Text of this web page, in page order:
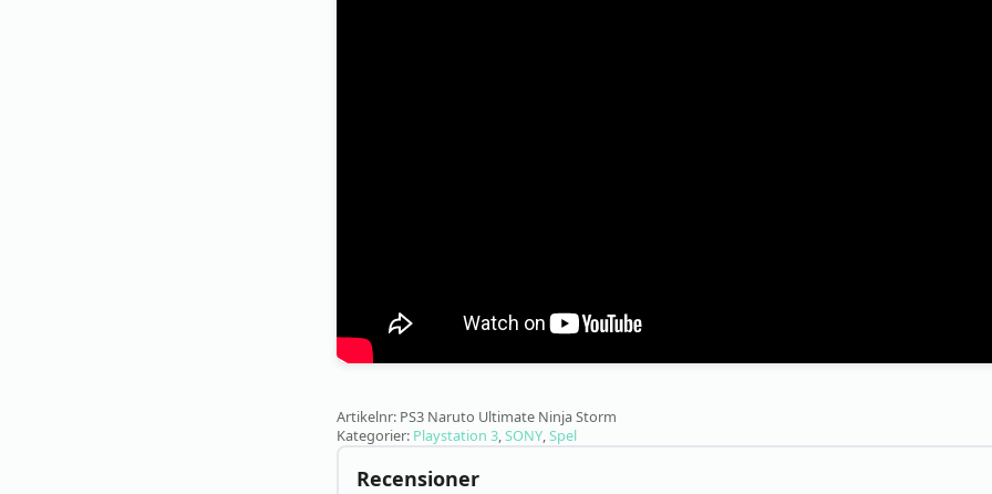
Artikelnr: PS3 Naruto Ultimate Ninja Storm
Kategorier: Playstation 3,SONY,Spel
Recensioner